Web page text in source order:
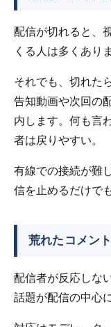
配信が切れると、
くる人は多くあり
それでも、切れた
告知動画や次回の
内します。何も言
者は戻りやすい。
有線での接続が難
信を止めるだけで
荒れたコメン
配信者が反応しな
話題が配信の中心